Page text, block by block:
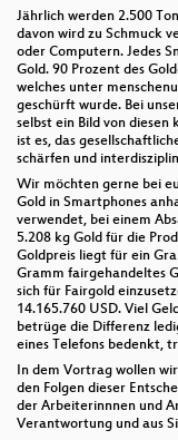
Jährlich werden 2.500
davon wird zu Schmuck
oder Computern. Jedes
Gold. 90 Prozent des
welches unter
geschürft wurde. Bei
selbst ein Bild von diesen
ist es, das
schärfen und
Wir möchten gerne bei
Gold in Smartphones
verwendet, bei einem
5.208 kg Gold für die
Goldpreis liegt für ein
Gramm fairgehandeltes
sich für Fairgold
14.165.760 USD. Viel
betrüge die Differenz
eines Telefons bedenkt,
In dem Vortrag wollen
den Folgen dieser
der Arbeiterinnnen und
Verantwortung und aus